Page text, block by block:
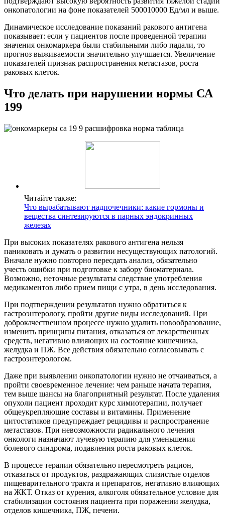
онкопатологии на фоне показателей 500010000 Ед/мл и выше.
Динамическое исследование показаний ракового антигена
показывает: если у пациентов после проведенной терапии
значения онкомаркера были стабильными либо падали, то
прогноз выживаемости значительно улучшается. Увеличение
показателей признак распространения метастазов, роста
раковых клеток.
Что делать при нарушении нормы СА
199
Читайте также:
Что вырабатывают надпочечники: какие гормоны и
вещества синтезируются в парных эндокринных
железах
При высоких показателях ракового антигена нельзя
паниковать и думать о развитии несуществующих патологий.
Вначале нужно повторно пересдать анализ, обязательно
учесть ошибки при подготовке к забору биоматериала.
Возможно, неточные результаты следствие употребления
медикаментов либо прием пищи с утра, в день исследования.
При подтверждении результатов нужно обратиться к
гастроэнтерологу, пройти другие виды исследований. При
доброкачественном процессе нужно удалить новообразование,
изменить принципы питания, отказаться от лекарственных
средств, негативно влияющих на состояние кишечника,
желудка и ПЖ. Все действия обязательно согласовывать с
гастроэнтерологом.
Даже при выявлении онкопатологии нужно не отчаиваться, а
пройти своевременное лечение: чем раньше начата терапия,
тем выше шансы на благоприятный результат. После удаления
опухоли пациент проходит курс химиотерапии, получает
общеукрепляющие составы и витамины. Применение
цитостатиков предупреждает рецидивы и распространение
метастазов. При невозможности радикального лечения
онкологи назначают лучевую терапию для уменьшения
болевого синдрома, подавления роста раковых клеток.
В процессе терапии обязательно пересмотреть рацион,
отказаться от продуктов, раздражающих слизистые отделов
пищеварительного тракта и препаратов, негативно влияющих
на ЖКТ. Отказ от курения, алкоголя обязательное условие для
стабилизации состояния пациента при поражении желудка,
отделов кишечника, ПЖ, печени.